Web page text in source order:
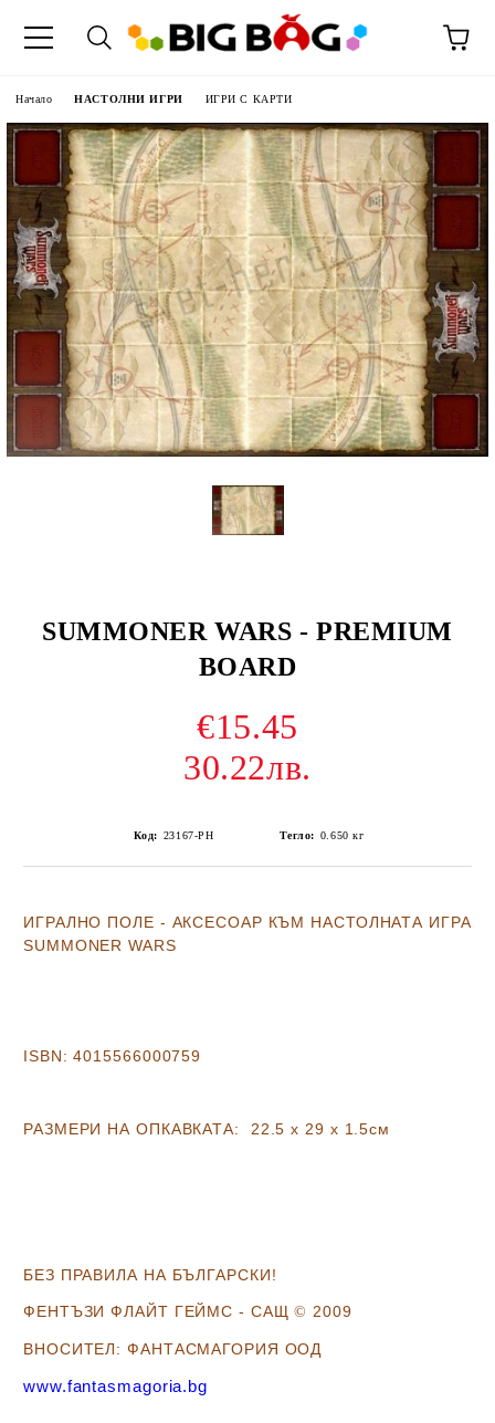
Начало НАСТОЛНИ ИГРИ ИГРИ С КАРТИ
SUMMONER WARS - PREMIUM
BOARD
€15.45
30.22лв.
Код: 23167-PH Тегло: 0.650 кг
ИГРАЛНО ПОЛЕ - АКСЕСОАР КЪМ НАСТОЛНАТА ИГРА
SUMMONER WARS
ISBN: 4015566000759
РАЗМЕРИ НА ОПКАВКАТА: 22.5 х 29 х 1.5см
БЕЗ ПРАВИЛА НА БЪЛГАРСКИ!
ФЕНТЪЗИ ФЛАЙТ ГЕЙМС - САЩ© 2009
ВНОСИТЕЛ: ФАНТАСМАГОРИЯ ООД
www.fantasmagoria.bg